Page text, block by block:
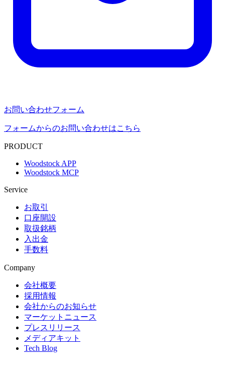
お問い合わせフォーム
フォームからのお問い合わせはこちら
PRODUCT
Woodstock APP
Woodstock MCP
Service
お取引
口座開設
取扱銘柄
入出金
手数料
Company
会社概要
採用情報
会社からのお知らせ
マーケットニュース
プレスリリース
メディアキット
Tech Blog